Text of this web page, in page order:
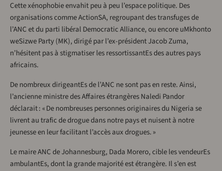
Cette xénophobie envahit peu à peu l’espace politique. Des
organisations comme ActionSA, regroupant des transfuges de
l’ANC et du parti libéral Democratic Alliance, ou encore uMkhonto
weSizwe Party (MK), dirigé par l’ex-président Jacob Zuma,
n’hésitent pas à stigmatiser les ressortissantEs des autres pays
africains.
De nombreux dirigeantEs de l’ANC ne sont pas en reste. Ainsi,
l’ancienne ministre des Affaires étrangères Naledi Pandor
déclarait : « De nombreuses personnes originaires du Nigeria se
livrent au trafic de drogue dans notre pays et nuisent à notre
jeunesse en leur facilitant l’accès aux drogues. »
Le maire ANC de Johannesburg, Dada Morero, cible les vendeurEs
ambulantEs, dont la grande majorité est étrangère. Il s’en est